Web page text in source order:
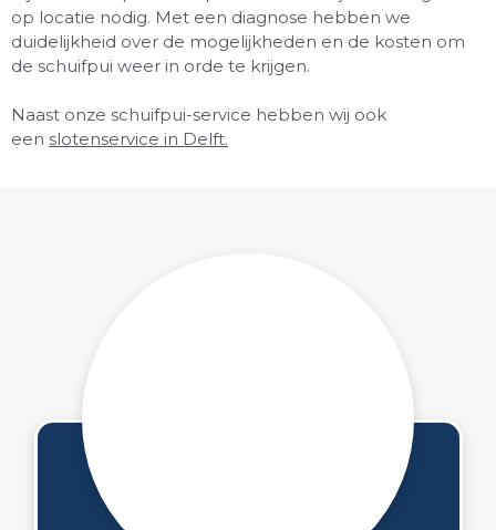
op locatie nodig. Met een diagnose hebben we
duidelijkheid over de mogelijkheden en de kosten om
de schuifpui weer in orde te krijgen.
Naast onze schuifpui-service hebben wij ook
een slotenservice in Delft.